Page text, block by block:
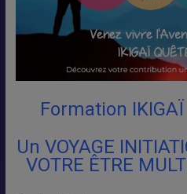
Formation
Un VOYAGE
VOTRE ÊTRE